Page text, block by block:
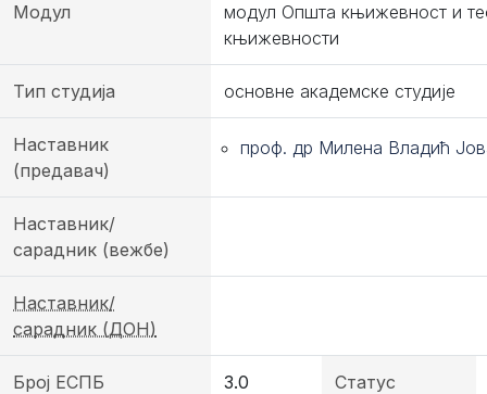
Модул
модул Општа књижевност и
књижевности
Тип студија основне академске студије
Наставник
(предавач)
проф. др Милена Владић
Наставник/
сарадник (вежбе)
Наставник/
сарадник (ДОН)
Број ЕСПБ 3.0
Статус